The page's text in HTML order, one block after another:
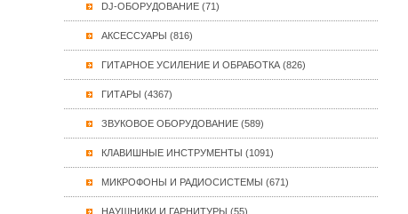
DJ-ОБОРУДОВАНИЕ (71)
АКСЕССУАРЫ (816)
ГИТАРНОЕ УСИЛЕНИЕ И ОБРАБОТКА (826)
ГИТАРЫ (4367)
ЗВУКОВОЕ ОБОРУДОВАНИЕ (589)
КЛАВИШНЫЕ ИНСТРУМЕНТЫ (1091)
МИКРОФОНЫ И РАДИОСИСТЕМЫ (671)
НАУШНИКИ И ГАРНИТУРЫ (55)